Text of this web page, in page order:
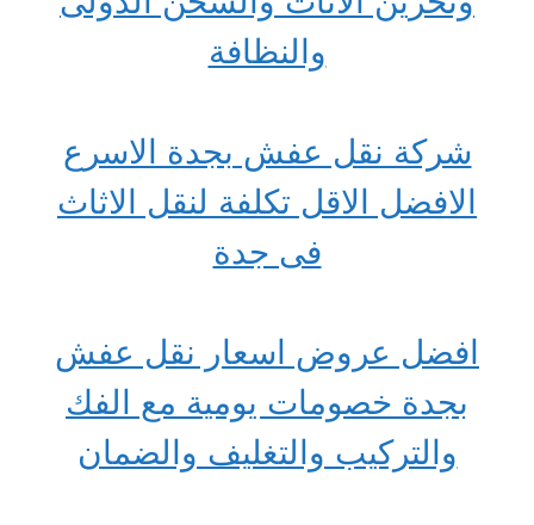
والنظافة
شركة نقل عفش بجدة الاسرع
الافضل الاقل تكلفة لنقل الاثاث
فى جدة
افضل عروض اسعار نقل عفش
بجدة خصومات يومية مع الفك
والتركيب والتغليف والضمان